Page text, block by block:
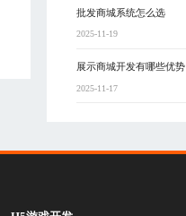
批发商城系统怎么选
2025-11-19
展示商城开发有哪些优势
2025-11-17